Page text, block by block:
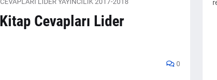
Cevapları Lider
0